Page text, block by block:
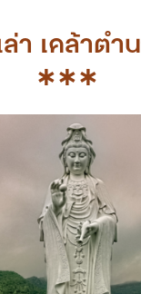
ล่า เคล้าตำ
∗∗∗